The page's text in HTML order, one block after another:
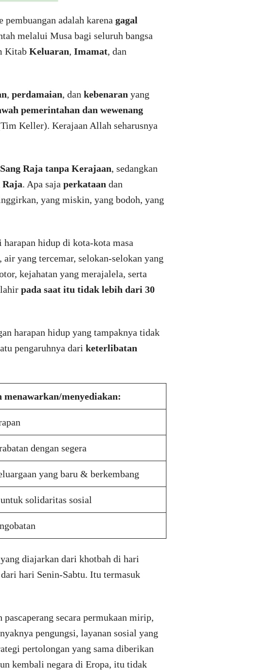
pembuangan adalah karena gagal
melalui Musa bagi seluruh bangsa
Kitab Keluaran, Imamat, dan
, perdamaian, dan kebenaran yang
pemerintahan dan wewenang
Keller). Kerajaan Allah seharusnya
Sang Raja tanpa Kerajaan, sedangkan
Raja. Apa saja perkataan dan
yang miskin, yang bodoh, yang
hidup di kota-kota masa
yang tercemar, selokan-selokan yang
kejahatan yang merajalela, serta
pada saat itu tidak lebih dari 30
harapan hidup yang tampaknya tidak
pengaruhnya dari keterlibatan
menawarkan/menyediakan:
dengan segera
yang baru & berkembang
solidaritas sosial
diajarkan dari khotbah di hari
hari Senin-Sabtu. Itu termasuk
secara permukaan mirip,
pengungsi, layanan sosial yang
pertolongan yang sama diberikan
kembali negara di Eropa, itu tidak